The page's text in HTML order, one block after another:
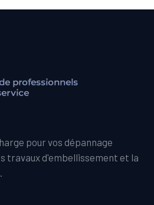
pour vos dépannage
travaux d'embellissement et la